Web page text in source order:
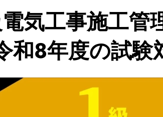
電気工事施工
和8年度の試験